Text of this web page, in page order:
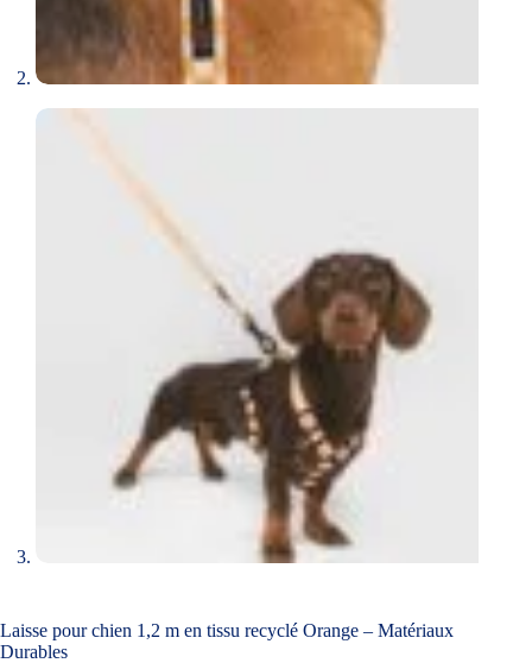
Laisse pour chien 1,2 m en tissu recyclé Orange – Matériaux
Durables